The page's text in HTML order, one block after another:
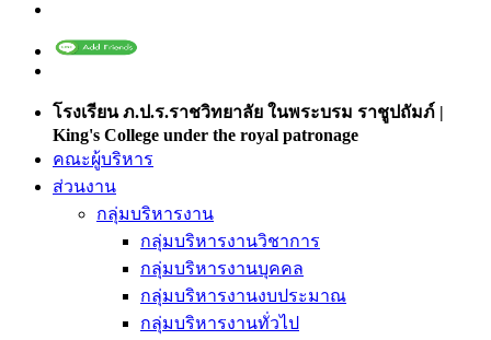
โรงเรียน ภ.ป.ร.ราชวิทยาลัย ในพระบรม ราชูปถัมภ์ |
King's College under the royal patronage
คณะผู้บริหาร
ส่วนงาน
กลุ่มบริหารงาน
กลุ่มบริหารงานวิชาการ
กลุ่มบริหารงานบุคคล
กลุ่มบริหารงานงบประมาณ
กลุ่มบริหารงานทั่วไป